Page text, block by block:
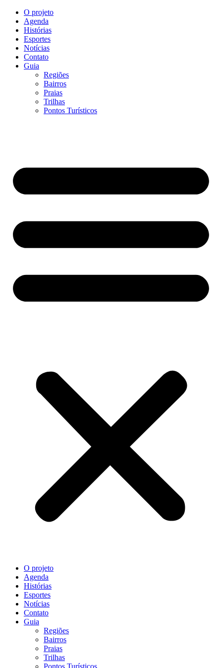
O projeto
Agenda
Histórias
Esportes
Notícias
Contato
Guia
Regiões
Bairros
Praias
Trilhas
Pontos Turísticos
O projeto
Agenda
Histórias
Esportes
Notícias
Contato
Guia
Regiões
Bairros
Praias
Trilhas
Pontos Turísticos